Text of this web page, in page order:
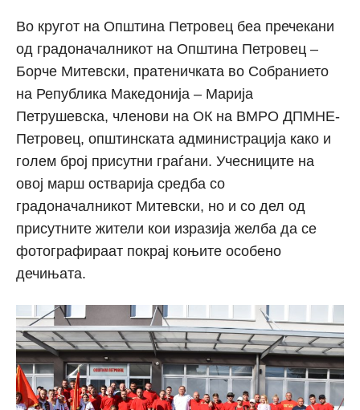
Во кругот на Општина Петровец беа пречекани
од градоначалникот на Општина Петровец –
Борче Митевски, пратеничката во Собранието
на Република Македонија – Марија
Петрушевска, членови на ОК на ВМРО ДПМНЕ-
Петровец, општинската администрација како и
голем број присутни граѓани. Учесниците на
овој марш остварија средба со
градоначалникот Митевски, но и со дел од
присутните жители кои изразија желба да се
фотографираат покрај коњите особено
дечињата.